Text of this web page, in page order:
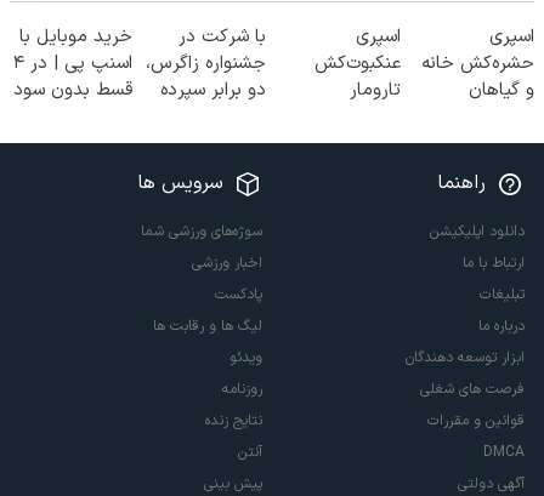
اسپری
حشره‌کش خانه
و گیاهان
نابودکننده انواع
حشرات خانگی و
آفات
اسپری
عنکبوت‌‌کش
تارومار
عنکبوت
با شرکت در
جشنواره زاگرس،
دو برابر سپرده
کنید
خرید موبایل با
اسنپ پی | در ۴
قسط بدون سود
راهنما
دانلود اپلیکیشن
ارتباط با ما
تبلیغات
درباره ما
ابزار توسعه دهندگان
فرصت های شغلی
قوانین و مقررات
DMCA
آگهی دولتی
سرویس ها
سوژه‌های ورزشی شما
اخبار ورزشی
پادکست
لیگ ها و رقابت ها
ویدئو
روزنامه
نتایج زنده
آنتن
پیش بینی